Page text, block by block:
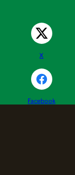
X
Facebook